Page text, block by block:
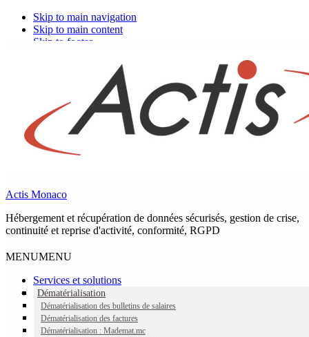
Skip to main navigation
Skip to main content
Skip to footer
Actis Monaco
Hébergement et récupération de données sécurisés, gestion de crise,
continuité et reprise d'activité, conformité, RGPD
MENUMENU
Services et solutions
Dématérialisation
Dématérialisation des bulletins de salaires
Dématérialisation des factures
Dématérialisation : Mademat.mc
Catégorie :Actualités
Restés informés !